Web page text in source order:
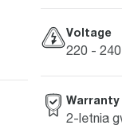
Voltage
220 - 240
Warranty
2-letnia